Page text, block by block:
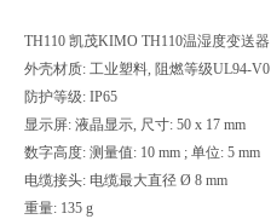
TH110 凯茂KIMO TH110温湿度变送器
外壳材质: 工业塑料, 阻燃等级UL94-V0
防护等级: IP65
显示屏: 液晶显示, 尺寸: 50 x 17 mm
数字高度: 测量值: 10 mm ; 单位: 5 mm
电缆接头: 电缆最大直径 Ø 8 mm
重量: 135 g